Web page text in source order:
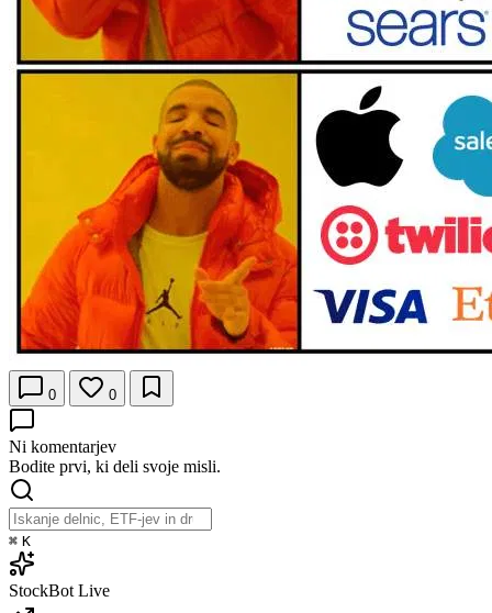
0 0
Ni komentarjev
Bodite prvi, ki deli svoje misli.
⌘ K
StockBot Live